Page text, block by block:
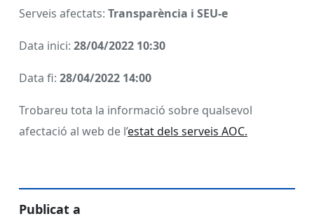
Serveis afectats: Transparència i SEU-e
Data inici: 28/04/2022 10:30
Data fi: 28/04/2022 14:00
Trobareu tota la informació sobre qualsevol
afectació al web de l’estat dels serveis AOC.
Publicat a